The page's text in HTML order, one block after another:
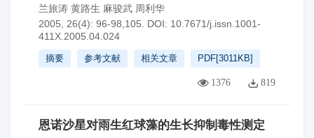
兰旅涛 黄路生 麻骏武 周利华
2005, 26(4): 96-98,105.
DOI: 10.7671/j.issn.1001-
411X.2005.04.024
摘要 参考文献 相关文章 PDF[3011KB]
1376 819
恩诺沙星对雨生红球藻的生长抑制毒性测定